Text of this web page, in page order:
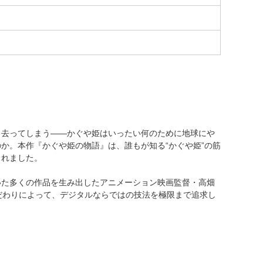
ってしまう――かぐや姫はいったい何のために地球にや
。本作『かぐや姫の物語』は、誰もが知る“かぐや姫”の筋
ました。
多くの作品を生み出したアニメーション映画監督・高畑
りによって、デジタルならではの技法を極限まで追求し